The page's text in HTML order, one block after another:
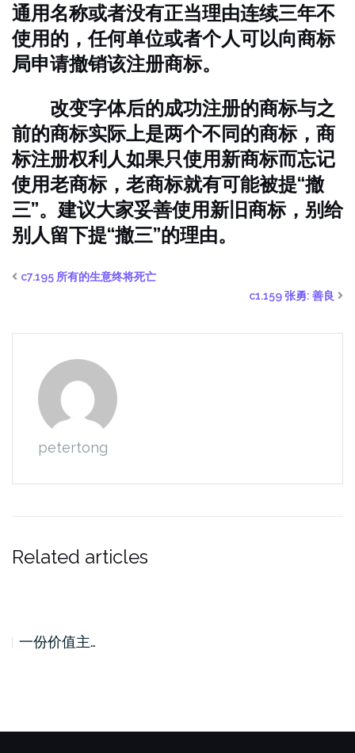
通用名称或者没有正当理由连续三年不
使用的，任何单位或者个人可以向商标
局申请撤销该注册商标。
改变字体后的成功注册的商标与之
前的商标实际上是两个不同的商标，商
标注册权利人如果只使用新商标而忘记
使用老商标，老商标就有可能被提“撤
三”。建议大家妥善使用新旧商标，别给
别人留下提“撤三”的理由。
c7.195 所有的生意终将死亡
c1.159 张勇: 善良
petertong
Related articles
一份价值主…